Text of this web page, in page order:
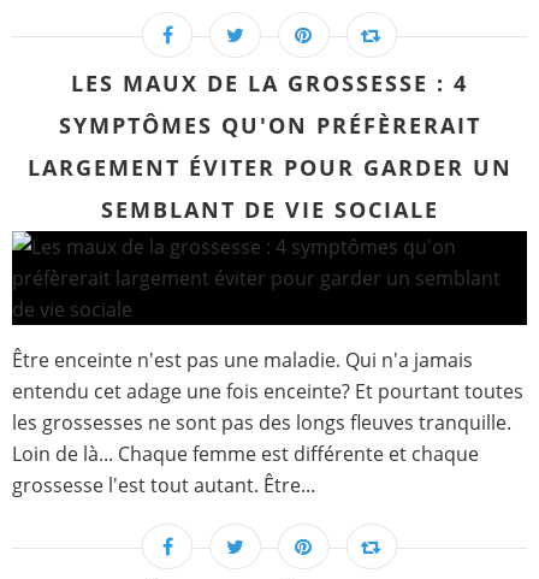
LES MAUX DE LA GROSSESSE : 4
SYMPTÔMES QU'ON PRÉFÈRERAIT
LARGEMENT ÉVITER POUR GARDER UN
SEMBLANT DE VIE SOCIALE
Être enceinte n'est pas une maladie. Qui n'a jamais
entendu cet adage une fois enceinte? Et pourtant toutes
les grossesses ne sont pas des longs fleuves tranquille.
Loin de là... Chaque femme est différente et chaque
grossesse l'est tout autant. Être...